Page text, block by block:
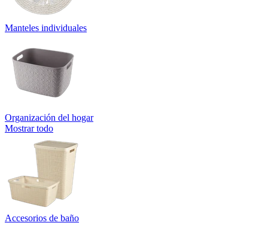
Manteles individuales
Organización del hogar
Mostrar todo
Accesorios de baño